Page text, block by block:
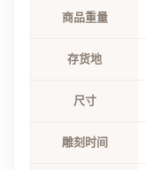
商品重量
存货地
尺寸
雕刻时间